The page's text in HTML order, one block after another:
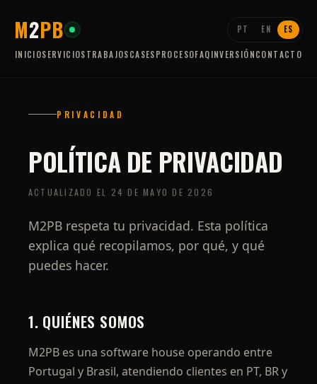
M2PB
INICIOSERVICIOSTRABAJOSCASESPROCESOFAQINVERSIÓNCONTACTO
PT EN ES
PRIVACIDAD
POLÍTICA DE PRIVACIDAD
ACTUALIZADO EL 24 DE MAYO DE 2026
M2PB respeta tu privacidad. Esta política
explica qué recopilamos, por qué, y qué
puedes hacer.
1. QUIÉNES SOMOS
M2PB es una software house operando entre
Portugal y Brasil, atendiendo clientes en PT, BR y